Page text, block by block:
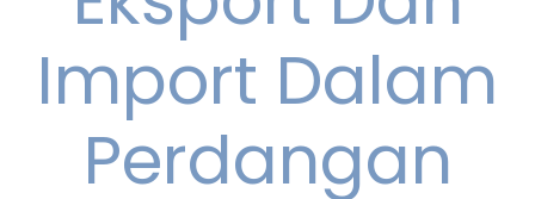
Import Dalam
Perdangan